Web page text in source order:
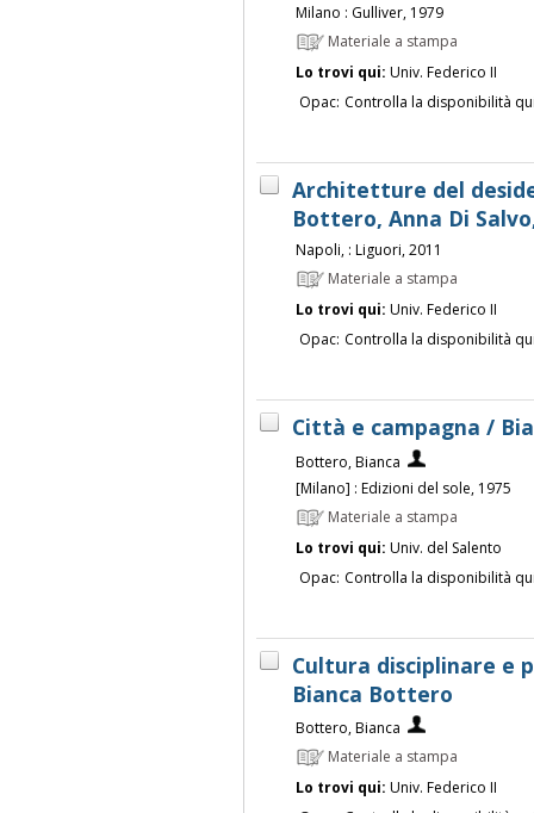
Milano : Gulliver, 1979
Materiale a stampa
Lo trovi qui: Univ. Federico II
Opac: Controlla la disponibilità
Architetture del
Bottero, Anna Di
Napoli, : Liguori, 2011
Materiale a stampa
Lo trovi qui: Univ. Federico II
Opac: Controlla la disponibilità
Città e campagna /
Bottero, Bianca
[Milano] : Edizioni del sole, 1975
Materiale a stampa
Lo trovi qui: Univ. del Salento
Opac: Controlla la disponibilità
Cultura disciplinare e
Bianca Bottero
Bottero, Bianca
Materiale a stampa
Lo trovi qui: Univ. Federico II